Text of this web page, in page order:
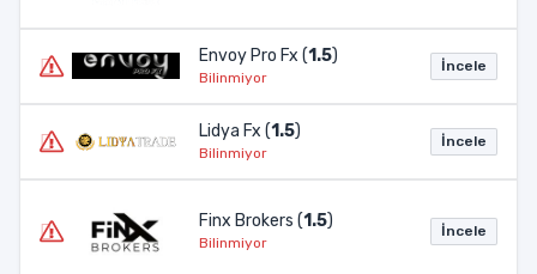
Envoy Pro Fx (1.5)
Bilinmiyor
İncele
Lidya Fx (1.5)
Bilinmiyor
İncele
Finx Brokers (1.5)
Bilinmiyor
İncele